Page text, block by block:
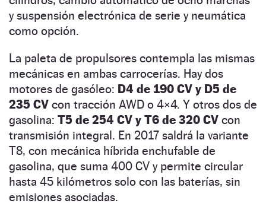
y suspensión electrónica de serie y neumática
como opción.
La paleta de propulsores contempla las mismas
mecánicas en ambas carrocerías. Hay dos
motores de gasóleo: D4 de 190 CV y D5 de
235 CV con tracción AWD o 4×4. Y otros dos de
gasolina: T5 de 254 CV y T6 de 320 CV con
transmisión integral. En 2017 saldrá la variante
T8, con mecánica híbrida enchufable de
gasolina, que suma 400 CV y permite circular
hasta 45 kilómetros solo con las baterías, sin
emisiones asociadas.